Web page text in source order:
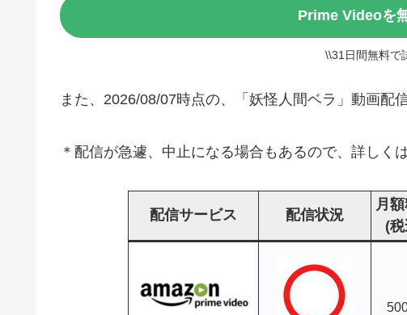
Prime Videoを
\\31日間無料で
また、2026/08/07時点の、「妖怪人間ベラ」動画配
＊配信が急遽、中止になる場合もあるので、詳しく
配信サービス 配信状況
月
(